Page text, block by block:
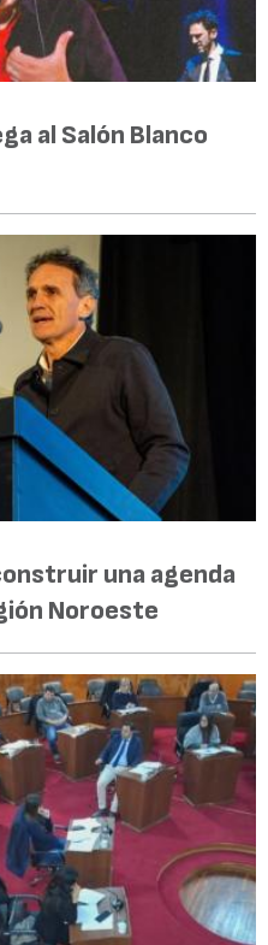
al Salón Blanco
una agenda
Noroeste